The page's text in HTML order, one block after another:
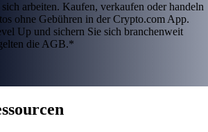
arbeiten. Kaufen, verkaufen oder handeln
ohne Gebühren in der Crypto.com App.
Up und sichern Sie sich branchenweit
die AGB.*